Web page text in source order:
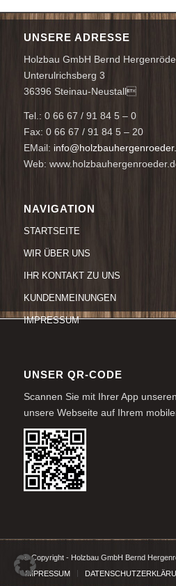
UNSERE ADRESSE
Holzbau GmbH Bernd
Unterulrichsberg 3
36396 Steinau-Neustall
Tel.: 0 66 67 / 91 84 5 – 0
Fax: 0 66 67 / 91 84 5 – 20
EMail:
Web:
NAVIGATION
STARTSEITE
WIR ÜBER UNS
IHR KONTAKT ZU UNS
KUNDENMEINUNGEN
IMPRESSUM
UNSER QR-CODE
Scannen Sie mit Ihrer App
unsere Webseite auf Ihrem
© Copyright - Holzbau GmbH Bernd
IMPRESSUM